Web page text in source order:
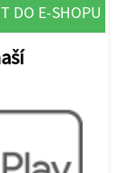
DO E-SHOPU